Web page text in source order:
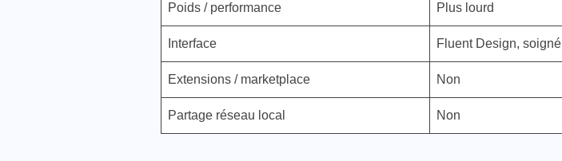
Poids / performance Plus lourd
Interface Fluent Design, soigné
Extensions / marketplace Non
Partage réseau local Non